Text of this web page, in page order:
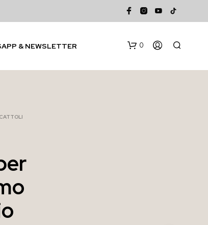
& NEWSLETTER 0